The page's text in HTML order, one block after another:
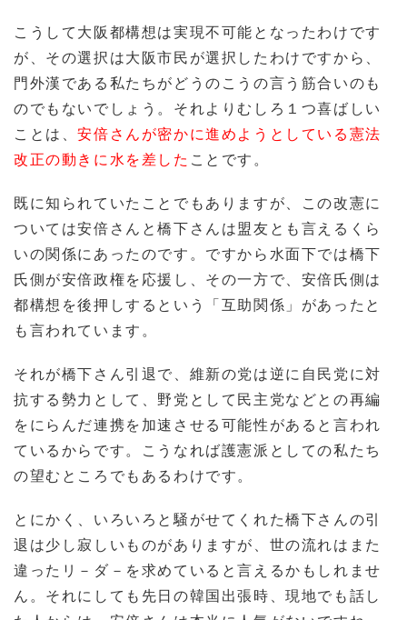
こうして大阪都構想は実現不可能となったわけです
が、その選択は大阪市民が選択したわけですから、
門外漢である私たちがどうのこうの言う筋合いのも
のでもないでしょう。それよりむしろ１つ喜ばしい
ことは、安倍さんが密かに進めようとしている憲法
改正の動きに水を差した ことです。
既に知られていたことでもありますが、この改憲に
ついては安倍さんと橋下さんは盟友とも言えるくら
いの関係にあったのです。ですから水面下では橋下
氏側が安倍政権を応援し、その一方で、安倍氏側は
都構想を後押しするという「互助関係」があったと
も言われています。
それが橋下さん引退で、維新の党は逆に自民党に対
抗する勢力として、野党として民主党などとの再編
をにらんだ連携を加速させる可能性があると言われ
ているからです。こうなれば護憲派としての私たち
の望むところでもあるわけです。
とにかく、いろいろと騒がせてくれた橋下さんの引
退は少し寂しいものがありますが、世の流れはまた
違ったリ－ダ－を求めていると言えるかもしれませ
ん。それにしても先日の韓国出張時、現地でも話し